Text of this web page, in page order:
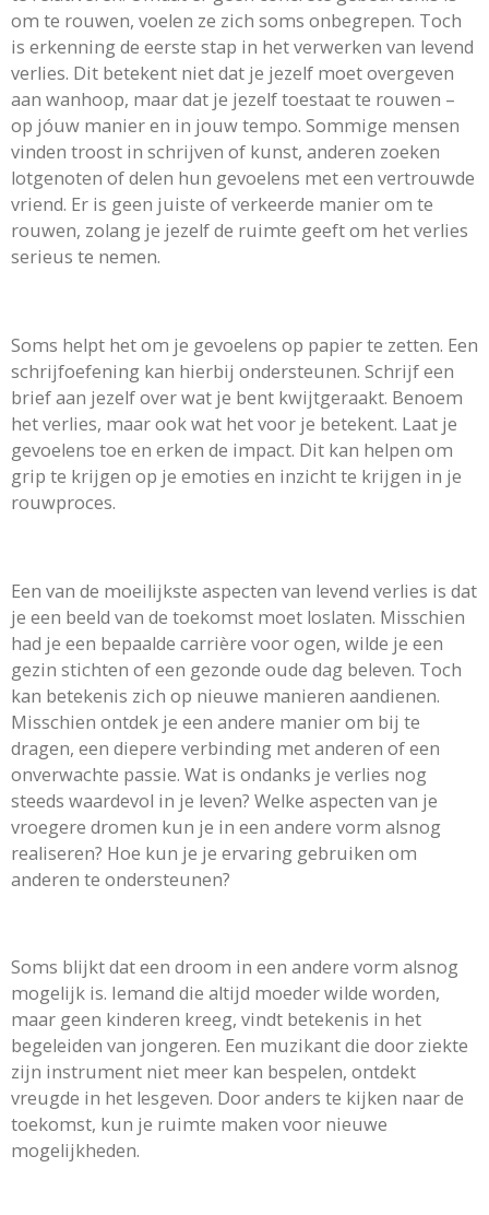
om te rouwen, voelen ze zich soms onbegrepen. Toch
is erkenning de eerste stap in het verwerken van levend
verlies. Dit betekent niet dat je jezelf moet overgeven
aan wanhoop, maar dat je jezelf toestaat te rouwen –
op jóuw manier en in jouw tempo. Sommige mensen
vinden troost in schrijven of kunst, anderen zoeken
lotgenoten of delen hun gevoelens met een vertrouwde
vriend. Er is geen juiste of verkeerde manier om te
rouwen, zolang je jezelf de ruimte geeft om het verlies
serieus te nemen.
Soms helpt het om je gevoelens op papier te zetten. Een
schrijfoefening kan hierbij ondersteunen. Schrijf een
brief aan jezelf over wat je bent kwijtgeraakt. Benoem
het verlies, maar ook wat het voor je betekent. Laat je
gevoelens toe en erken de impact. Dit kan helpen om
grip te krijgen op je emoties en inzicht te krijgen in je
rouwproces.
Een van de moeilijkste aspecten van levend verlies is dat
je een beeld van de toekomst moet loslaten. Misschien
had je een bepaalde carrière voor ogen, wilde je een
gezin stichten of een gezonde oude dag beleven. Toch
kan betekenis zich op nieuwe manieren aandienen.
Misschien ontdek je een andere manier om bij te
dragen, een diepere verbinding met anderen of een
onverwachte passie. Wat is ondanks je verlies nog
steeds waardevol in je leven? Welke aspecten van je
vroegere dromen kun je in een andere vorm alsnog
realiseren? Hoe kun je je ervaring gebruiken om
anderen te ondersteunen?
Soms blijkt dat een droom in een andere vorm alsnog
mogelijk is. Iemand die altijd moeder wilde worden,
maar geen kinderen kreeg, vindt betekenis in het
begeleiden van jongeren. Een muzikant die door ziekte
zijn instrument niet meer kan bespelen, ontdekt
vreugde in het lesgeven. Door anders te kijken naar de
toekomst, kun je ruimte maken voor nieuwe
mogelijkheden.